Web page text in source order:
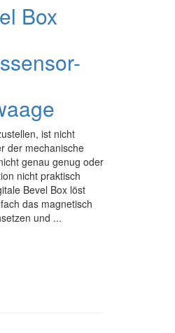
Box
ist nicht
der mechanische
genau genug oder
nicht praktisch
Bevel Box löst
das magnetisch
und ...